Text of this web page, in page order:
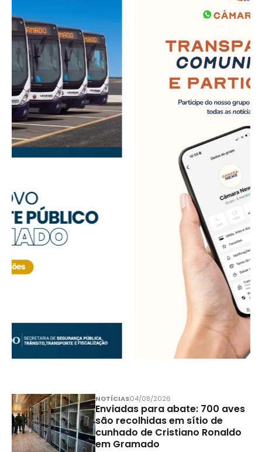
NOTÍCIAS04/08/2026
Enviadas para abate: 700 aves
são recolhidas em sítio de
cunhado de Cristiano Ronaldo
em Gramado